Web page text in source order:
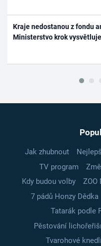
Kraje nedostanou z fondu
Ministerstvo krok vysvětluje
Jak zhubnout
TV program
Kdy budou volby
ZOO
7 pádů Honzy Dědka
Tatarák podle
Pěstování
Tvarohové